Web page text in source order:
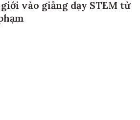
vào giảng dạy STEM từ